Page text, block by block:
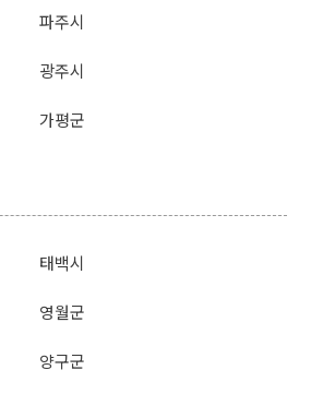
파주시
광주시
가평군
태백시
영월군
양구군